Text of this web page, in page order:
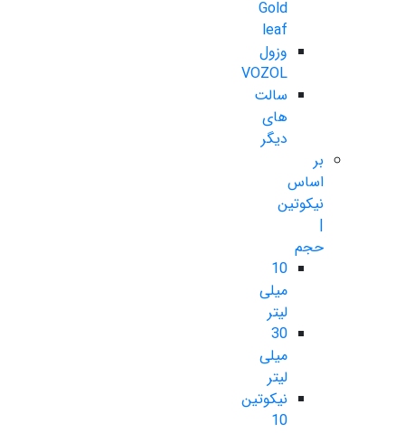
Gold
leaf
وزول
VOZOL
سالت
های
دیگر
بر
اساس
نیکوتین
|
حجم
10
میلی
لیتر
30
میلی
لیتر
نیکوتین
10